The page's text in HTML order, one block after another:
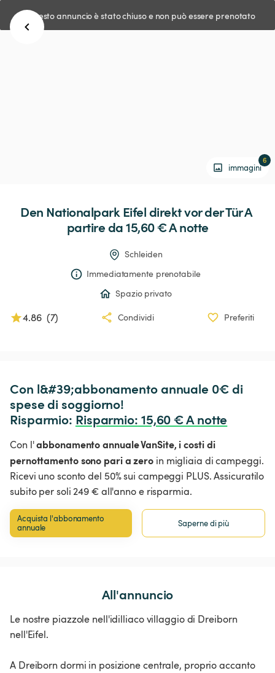
Questo annuncio è stato chiuso e non può essere prenotato
immagini
6
Den Nationalpark EifeldirektvorderTür A
partire da 15,60 € A notte
Schleiden
Immediatamente prenotabile
Spazio privato
4.86 (7) Condividi Preferiti
Con l&#39;abbonamento annuale 0€ di
spese di soggiorno!
Risparmio: Risparmio: 15,60 € A notte
Con l'abbonamento annuale VanSite, i costi di
pernottamento sono pari a zero in migliaia di campeggi.
Ricevi uno sconto del 50% sui campeggi PLUS. Assicuratilo
subito per soli 249 € all'anno e risparmia.
Acquista l'abbonamento
annuale
Saperne di più
All'annuncio
Le nostre piazzole nell'idilliaco villaggio di Dreiborn
nell'Eifel.
A Dreiborn dormi in posizione centrale, proprio accanto